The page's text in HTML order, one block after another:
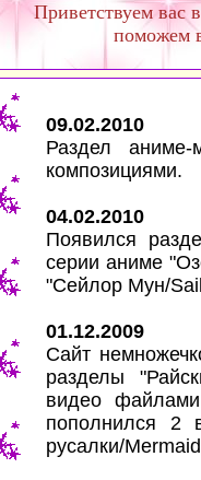
Приветствуем вас
поможем
09.02.2010
Раздел
композициями.
04.02.2010
Появился
серии аниме
"Сейлор Мун/
01.12.2009
Сайт
разделы
видео
пополнился 2
русалки/